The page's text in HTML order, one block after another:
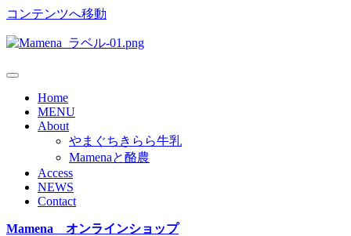
コンテンツへ移動
Home
MENU
About
やまぐちきらら牛乳
Mamenaと酪農
Access
NEWS
Contact
Mamena オンラインショップ